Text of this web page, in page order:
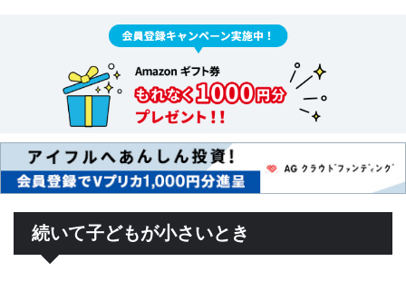
続いて子どもが小さいとき